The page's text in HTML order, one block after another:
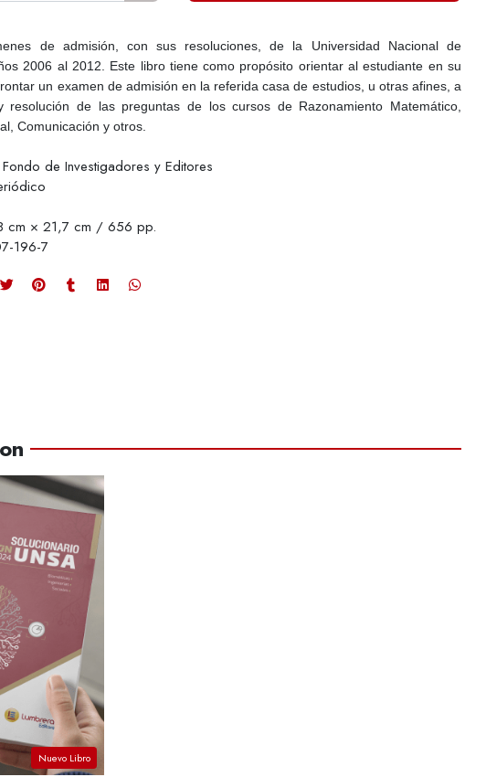
de admisión, con sus resoluciones, de la Universidad Nacional de
2006 al 2012. Este libro tiene como propósito orientar al estudiante en su
un examen de admisión en la referida casa de estudios, u otras afines, a
resolución de las preguntas de los cursos de Razonamiento Matemático,
Comunicación y otros.
de Investigadores y Editores
cm × 21,7 cm / 656 pp.
196-7
Nuevo Libro